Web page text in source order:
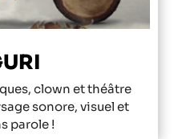
clown et théâtre
sonore, visuel et
parole !